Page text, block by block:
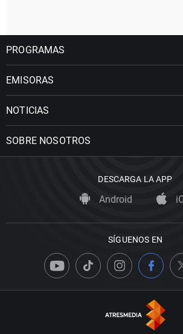
PROGRAMAS
EMISORAS
NOTICIAS
SOBRE NOSOTROS
DESCARGA LA APP
Android
SÍGUENOS EN